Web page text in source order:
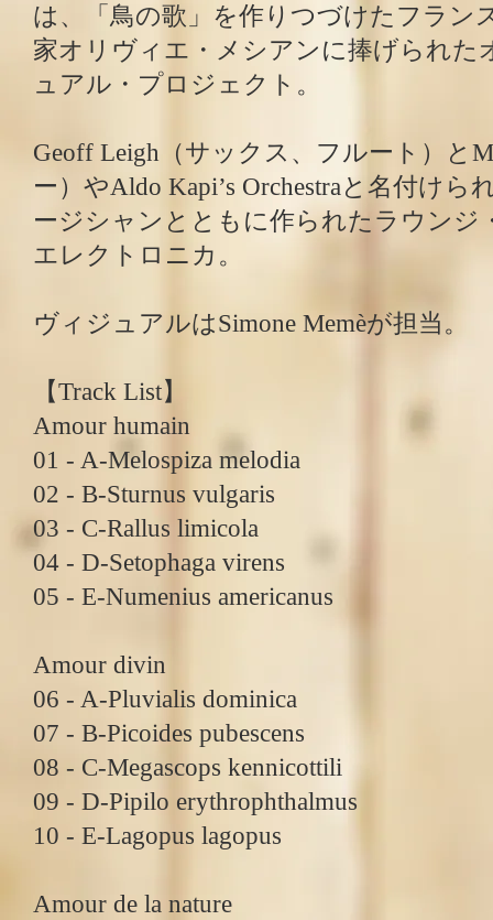
は、「鳥の歌」を作りつづけたフラン
家オリヴィエ・メシアンに捧げられた
ュアル・プロジェクト。
Geoff Leigh（サックス、フルート）と
ー）やAldo Kapi’s Orchestraと名付けら
ージシャンとともに作られたラウンジ
エレクトロニカ。
ヴィジュアルはSimone Memèが担当。
【Track List】
Amour humain
01 - A-Melospiza melodia
02 - B-Sturnus vulgaris
03 - C-Rallus limicola
04 - D-Setophaga virens
05 - E-Numenius americanus
Amour divin
06 - A-Pluvialis dominica
07 - B-Picoides pubescens
08 - C-Megascops kennicottili
09 - D-Pipilo erythrophthalmus
10 - E-Lagopus lagopus
Amour de la nature